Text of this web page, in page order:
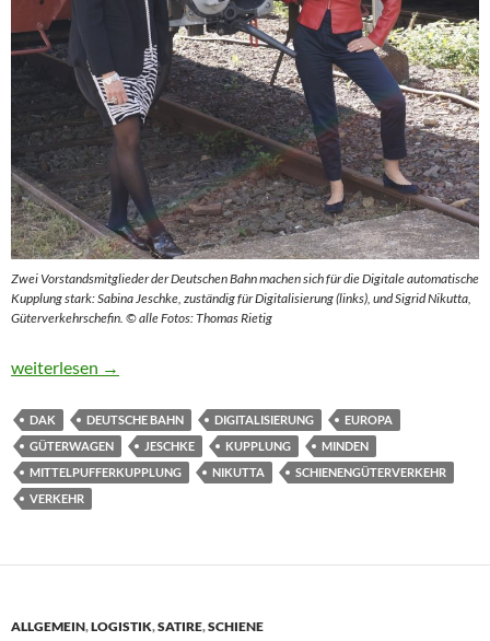
Zwei Vorstandsmitglieder der Deutschen Bahn machen sich für die Digitale automatische
Kupplung stark: Sabina Jeschke, zuständig für Digitalisierung (links), und Sigrid Nikutta,
Güterverkehrschefin. © alle Fotos: Thomas Rietig
Eine Million Kupplungen für wahre Europäer
weiterlesen →
DAK DEUTSCHE BAHN DIGITALISIERUNG
EUROPA
GÜTERWAGEN
JESCHKE KUPPLUNG
MINDEN
MITTELPUFFERKUPPLUNG
NIKUTTA
SCHIENENGÜTERVERKEHR
VERKEHR
ALLGEMEIN,LOGISTIK,SATIRE,SCHIENE